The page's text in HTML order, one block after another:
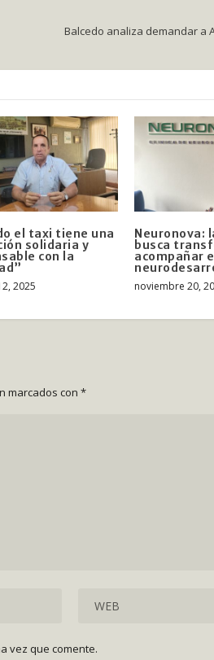
Balcedo analiza demandar a
el taxi tiene una
solidaria y
con la
2025
Neuronova:
busca
acompañar el
noviembre 20,
marcados con *
vez que comente.